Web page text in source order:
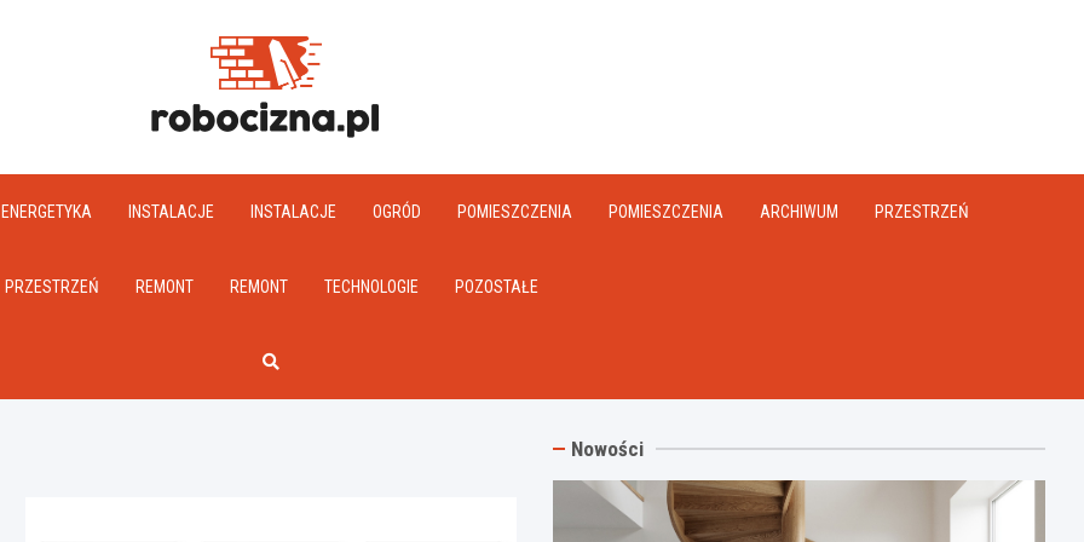
ENERGETYKA INSTALACJE INSTALACJE OGRÓD POMIESZCZENIA POMIESZCZENIA ARCHIWUM PRZESTRZEŃ
PRZESTRZEŃ REMONT REMONT TECHNOLOGIE POZOSTAŁE
Nowości